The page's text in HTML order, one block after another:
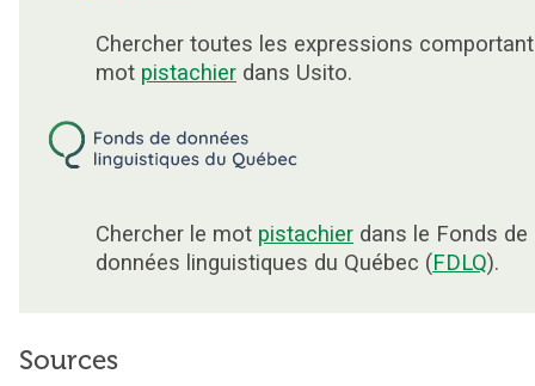
Chercher toutes les expressions
mot pistachier dans Usito.
Chercher le mot pistachier dans le Fonds de
données linguistiques du Québec (FDLQ).
Sources